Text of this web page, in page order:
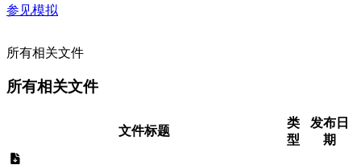
参见模拟
所有相关文件
所有相关文件
文件标题
类
型
发布日
期